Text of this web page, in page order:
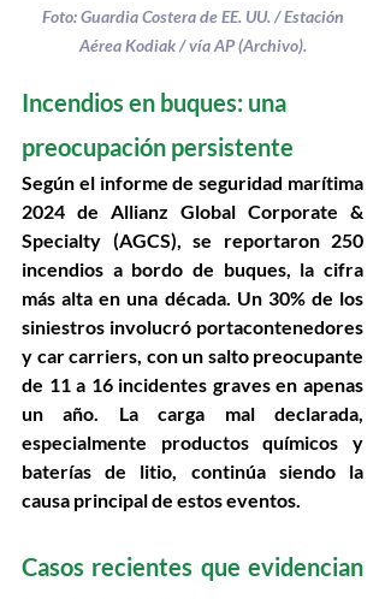
Foto: Guardia Costera de EE. UU. / Estación
Aérea Kodiak / vía AP (Archivo).
Incendios en buques: una
preocupación persistente
Según el informe de seguridad marítima
2024 de Allianz Global Corporate &
Specialty (AGCS), se reportaron 250
incendios a bordo de buques, la cifra
más alta en una década. Un 30% de los
siniestros involucró portacontenedores
y car carriers , con un salto preocupante
de 11 a 16 incidentes graves en apenas
un año. La carga mal declarada
especialmente productos químicos y
baterías de litio, continúa siendo la
causa principal de estos eventos.
Casos recientes que evidencian